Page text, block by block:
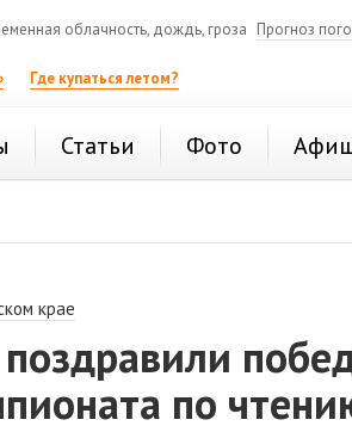
облачность, дождь, гроза Прогноз
Где купаться летом?
Статьи Фото
крае
по